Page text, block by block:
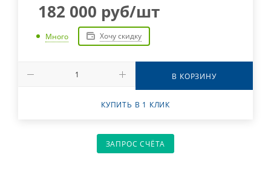
182 000 руб/шт
Много Хочу скидку
В КОРЗИНУ
КУПИТЬ В 1 КЛИК
ЗАПРОС СЧЁТА